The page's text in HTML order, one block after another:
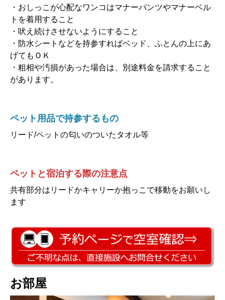
・おしっこが心配なワンコはマナーパンツやマナーベル
トを着用すること
・吠え続けさせないようにすること
・防水シートなどを持参すればベッド、ふとんの上にあ
げてもＯＫ
・粗相や汚損があった場合は、別途料金を請求すること
があります。
ペット用品で持参するもの
リード/ペットの匂いのついたタオル等
ペットと宿泊する際の注意点
共有部分はリードかキャリーか抱っこで移動をお願いし
ます
お部屋